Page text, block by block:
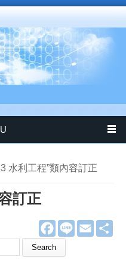
水利工程”類內容訂正
訂正
F
a
e
L
E
m